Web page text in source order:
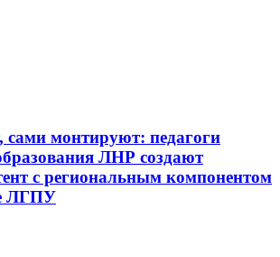
монтируют: педагоги
ЛНР создают
с региональным компонентом
ЛГПУ​